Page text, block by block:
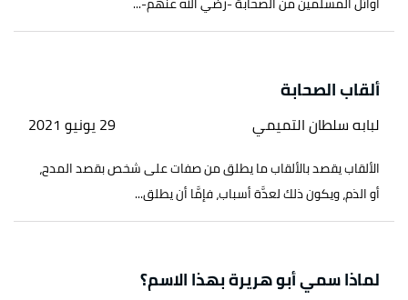
ألقاب الصحابة
لبابه سلطان التميمي 29 يونيو 2021
الألقاب يقصد بالألقاب ما يطلق من صفات على شخص بقصد المدح،
أو الذم، ويكون ذلك لعدَّة أسباب، فإمَّا أن يطلق...
لماذا سمي أبو هريرة بهذا الاسم؟